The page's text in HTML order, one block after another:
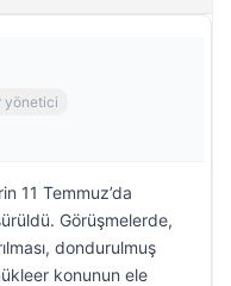
yönetici
11 Temmuz’da
Görüşmelerde,
dondurulmuş
konunun ele